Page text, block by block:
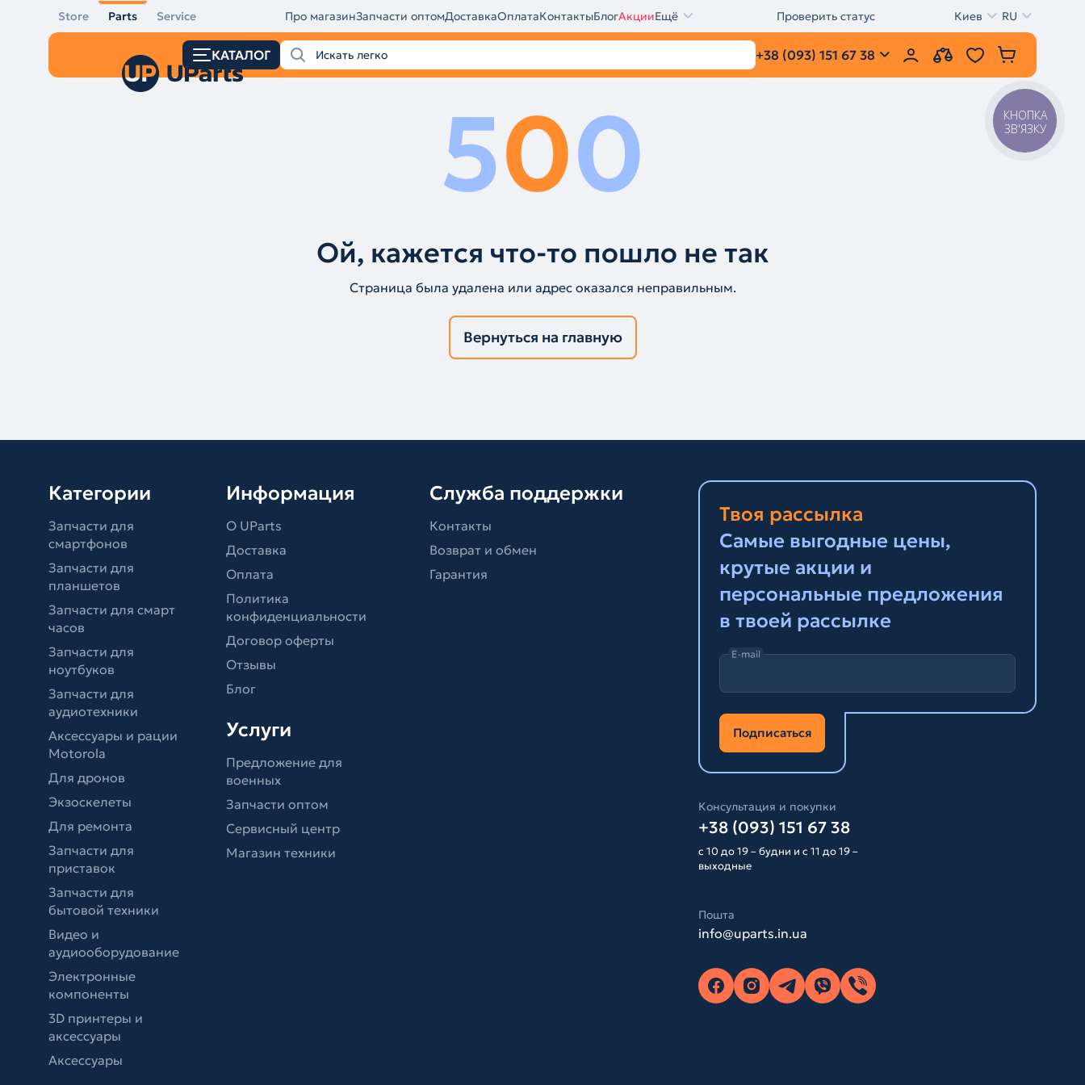
Store Parts Service Про магазинЗапчасти оптомДоставкаОплатаКонтактыБлогАкцииЕщё Проверить статус Киев RU
КАТАЛОГ +38 (093) 151 67 38
500
Ой, кажется что-то пошло не так
Страница была удалена или адрес оказался неправильным.
Вернуться на главную
Категории
Запчасти для
смартфонов
Запчасти для
планшетов
Запчасти для смарт
часов
Запчасти для
ноутбуков
Запчасти для
аудиотехники
Аксессуары и рации
Motorola
Для дронов
Экзоскелеты
Для ремонта
Запчасти для
приставок
Запчасти для
бытовой техники
Видео и
аудиооборудование
Электронные
компоненты
3D принтеры и
аксессуары
Аксессуары
Информация
О UParts
Доставка
Оплата
Политика
конфиденциальности
Договор оферты
Отзывы
Блог
Услуги
Предложение для
военных
Запчасти оптом
Сервисный центр
Магазин техники
Служба поддержки
Контакты
Возврат и обмен
Гарантия
Твоя рассылка
Самые выгодные цены,
крутые акции и
персональные предложения
в твоей рассылке
E-mail
Подписаться
Консультация и покупки
+38 (093) 151 67 38
с 10 до 19 – будни и с 11 до 19 –
выходные
Пошта
info@uparts.in.ua
КНОПКА
ЗВ'ЯЗКУ